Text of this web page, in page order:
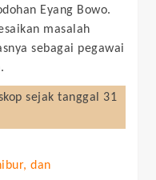
Eyang Bowo.
masalah
sebagai pegawai
sejak tanggal 31
dan